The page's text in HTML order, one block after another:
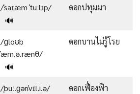
/ˈsaɪæm ˈtuːlɪp/
🔊
ดอกปทุมมา
/ɡloʊb
ˈæm.ə.rænθ/
🔊
ดอกบานไม่รู้โรย
/ˌbuː.ɡənˈvɪl.i.ə/
ดอกเฟื่องฟ้า